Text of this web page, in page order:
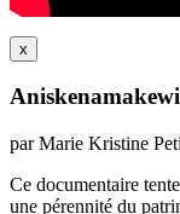
x
par Marie Kristine
Ce documentaire
une pérennité du